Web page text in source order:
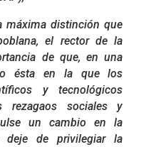
máxima distinción que
el rector de la
de que, en una
ésta en la que los
y tecnológicos
rezagaos sociales y
un cambio en la
deje de privilegiar la